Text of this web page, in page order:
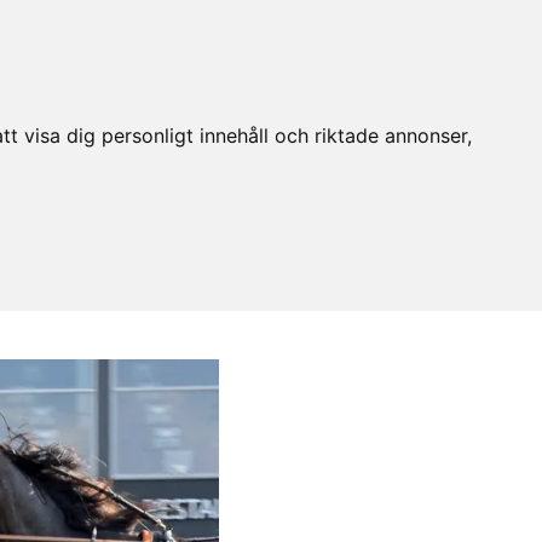
visa dig personligt innehåll och riktade annonser,